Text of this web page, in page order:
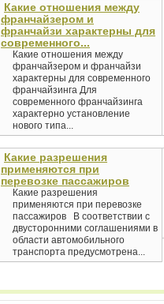
Какие отношения между
франчайзером и
франчайзи характерны для
современного...
Какие отношения между
франчайзером и франчайзи
характерны для современного
франчайзинга Для
современного франчайзинга
характерно установление
нового типа...
Какие разрешения
применяются при
перевозке пассажиров
Какие разрешения
применяются при перевозке
пассажиров В соответствии с
двусторонними соглашениями в
области автомобильного
транспорта предусмотрена...